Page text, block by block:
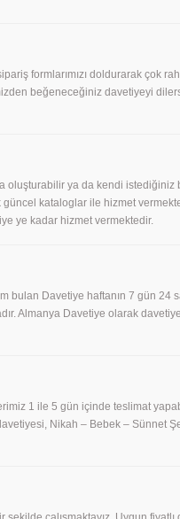
formlarımızı doldurarak çok
beğeneceğiniz davetiyeyi
oluşturabilir ya da kendi
kataloglar ile hizmet
ye kadar hizmet vermektedir.
bulan Davetiye haftanın 7 gün
Almanya Davetiye olarak
1 ile 5 gün içinde teslimat
Nikah – Bebek – Sünnet